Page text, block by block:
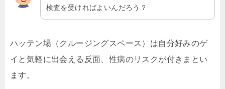
検査を受ければよいんだろう？
ハッテン場（クルージングスペース）は自分好みのゲ
イと気軽に出会える反面、性病のリスクが付きまとい
ます。